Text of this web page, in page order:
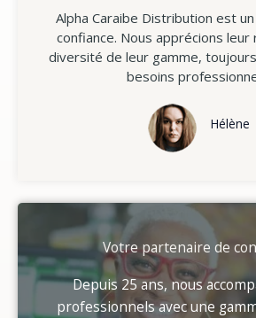
Alpha Caraibe Distribution est
confiance. Nous apprécions
diversité de leur gamme,
besoins
Hélène
Votre partenaire de
Depuis 25 ans, nous
professionnels avec une